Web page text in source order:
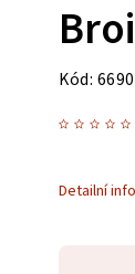
Kód:
Detailní